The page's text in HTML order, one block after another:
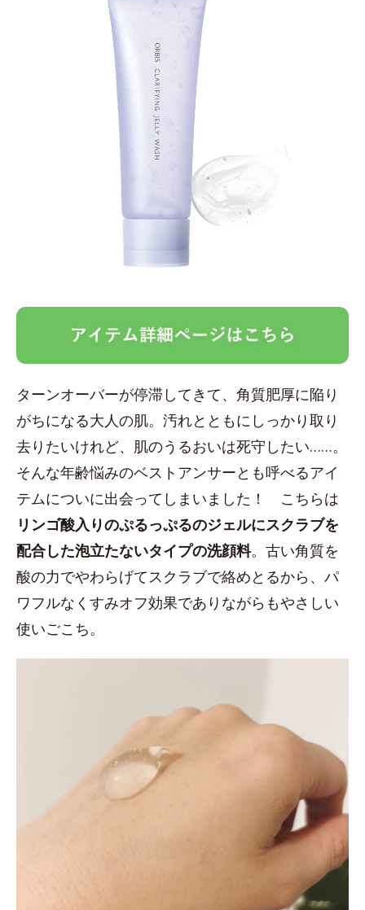
ターンオーバーが停滞してきて、角質肥厚に陥り
がちになる大人の肌。汚れとともにしっかり取り
去りたいけれど、肌のうるおいは死守したい……。
そんな年齢悩みのベストアンサーとも呼べるアイ
テムについに出会ってしまいました！ こちらは
リンゴ酸入りのぷるっぷるのジェルにスクラブを
配合した泡立たないタイプの洗顔料。古い角質を
酸の力でやわらげてスクラブで絡めとるから、パ
ワフルなくすみオフ効果でありながらもやさしい
使いごこち。